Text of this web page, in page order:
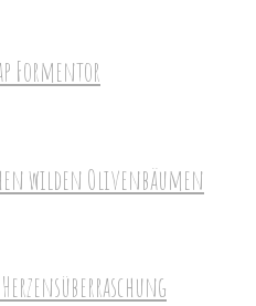
Formentor
wilden Olivenbäumen